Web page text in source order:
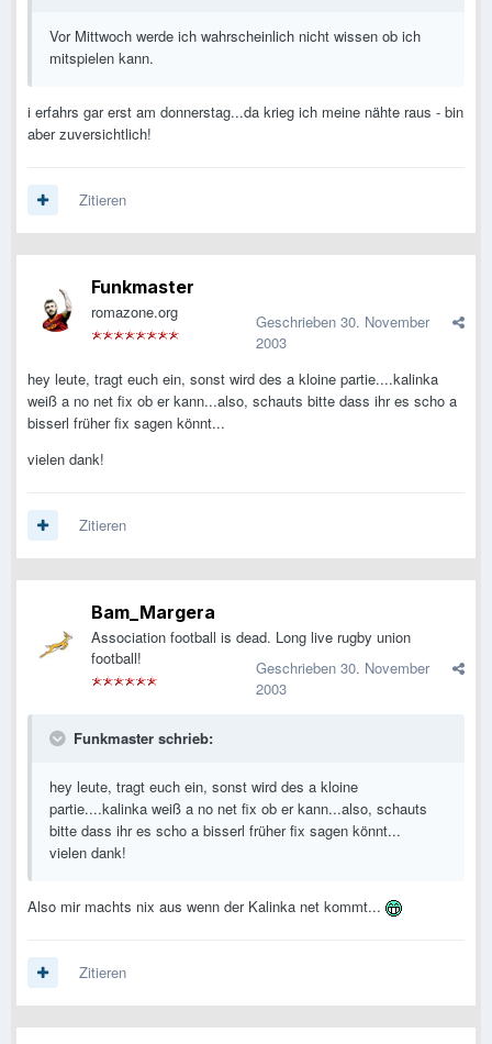
Vor Mittwoch werde ich wahrscheinlich nicht wissen ob ich
mitspielen kann.
i erfahrs gar erst am donnerstag...da krieg ich meine nähte raus - bin
aber zuversichtlich!
Zitieren
Funkmaster
romazone.org Geschrieben 30. November
2003
hey leute, tragt euch ein, sonst wird des a kloine partie....kalinka
weiß a no net fix ob er kann...also, schauts bitte dass ihr es scho a
bisserl früher fix sagen könnt...
vielen dank!
Zitieren
Bam_Margera
Association football is dead. Long live rugby union
football!
Geschrieben 30. November
2003
Funkmaster schrieb:
hey leute, tragt euch ein, sonst wird des a kloine
partie....kalinka weiß a no net fix ob er kann...also, schauts
bitte dass ihr es scho a bisserl früher fix sagen könnt...
vielen dank!
Also mir machts nix aus wenn der Kalinka net kommt...
Zitieren